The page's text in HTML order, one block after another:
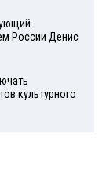
России Денис
культурного